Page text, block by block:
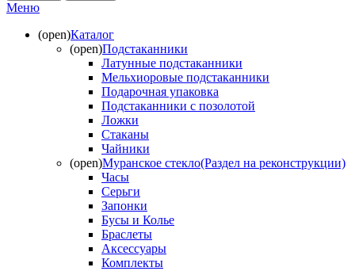
Меню
(open)Каталог
(open)Подстаканники
Латунные подстаканники
Мельхиоровые подстаканники
Подарочная упаковка
Подстаканники с позолотой
Ложки
Стаканы
Чайники
(open)Муранское стекло(Раздел на реконструкции)
Часы
Серьги
Запонки
Бусы и Колье
Браслеты
Аксессуары
Комплекты